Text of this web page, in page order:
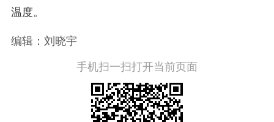
温度。
编辑：刘晓宇
手机扫一扫打开当前页面